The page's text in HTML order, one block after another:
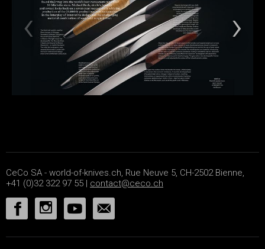
CeCo SA - world-of-knives.ch, Rue Neuve 5, CH-2502 Bienne,
+41 (0)32 322 97 55 | contact@ceco.ch